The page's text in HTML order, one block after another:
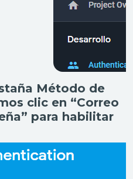
Método de
clic en “Correo
para habilitar